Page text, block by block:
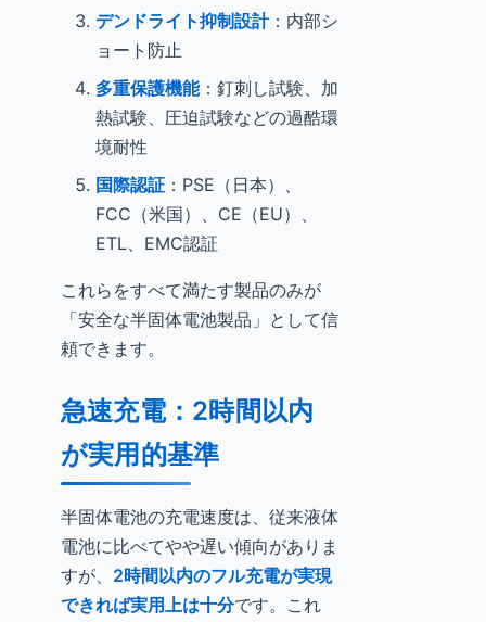
デンドライト抑制設計：内部シ
ョート防止
多重保護機能：釘刺し試験、加
熱試験、圧迫試験などの過酷環
境耐性
国際認証 ：PSE（日本）、
FCC（米国）、CE（EU）、
ETL、EMC認証
これらをすべて満たす製品のみが
「安全な半固体電池製品」として信
頼できます。
急速充電：2時間以内
が実用的基準
半固体電池の充電速度は、従来液体
電池に比べてやや遅い傾向がありま
すが、 2時間以内のフル充電が実現
できれば実用上は十分です。これ